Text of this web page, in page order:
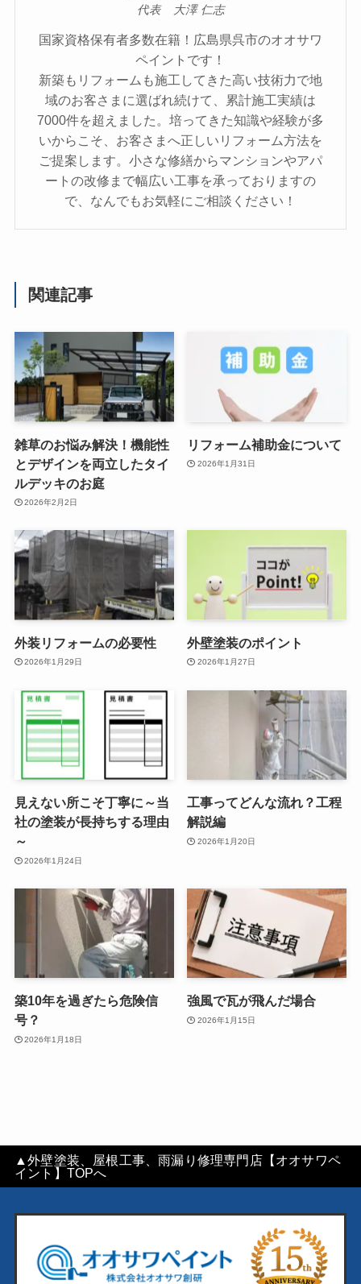
代表 大澤 仁志
国家資格保有者多数在籍！広島県呉市のオオサワ
ペイントです！
新築もリフォームも施工してきた高い技術力で地
域のお客さまに選ばれ続けて、累計施工実績は
7000件を超えました。培ってきた知識や経験が多
いからこそ、お客さまへ正しいリフォーム方法を
ご提案します。小さな修繕からマンションやアパ
ートの改修まで幅広い工事を承っておりますの
で、なんでもお気軽にご相談ください！
関連記事
雑草のお悩み解決！機能性
とデザインを両立したタイ
ルデッキのお庭
2026年2月2日
リフォーム補助金について
2026年1月31日
外装リフォームの必要性
2026年1月29日
外壁塗装のポイント
2026年1月27日
見えない所こそ丁寧に～当
社の塗装が長持ちする理由
～
2026年1月24日
工事ってどんな流れ？工程
解説編
2026年1月20日
築10年を過ぎたら危険信
号？
2026年1月18日
強風で瓦が飛んだ場合
2026年1月15日
▲外壁塗装、屋根工事、雨漏り修理専門店【オオサワペ
イント】TOPへ